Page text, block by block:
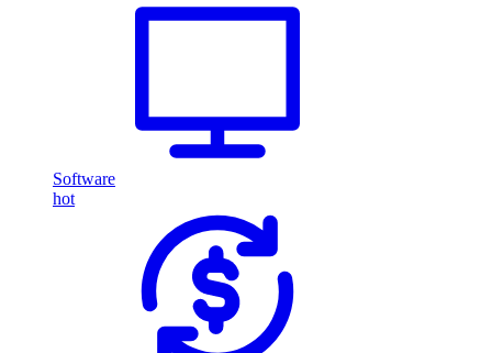
Software
hot